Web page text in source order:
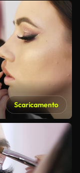
Scaricamento